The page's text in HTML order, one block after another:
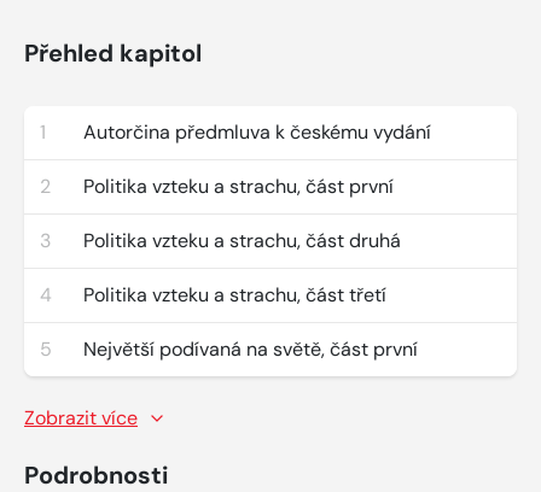
Přehled kapitol
1 Autorčina předmluva k českému vydání
2 Politika vzteku a strachu, část první
3 Politika vzteku a strachu, část druhá
4 Politika vzteku a strachu, část třetí
5 Největší podívaná na světě, část první
Zobrazit více
Podrobnosti